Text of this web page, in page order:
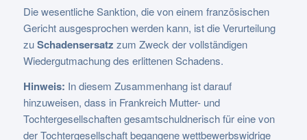
Die wesentliche Sanktion, die von einem französischen
Gericht ausgesprochen werden kann, ist die Verurteilung
zuSchadensersatz zum Zweck der vollständigen
Wiedergutmachung des erlittenen Schadens.
Hinweis: In diesem Zusammenhang ist darauf
hinzuweisen, dass in Frankreich Mutter- und
Tochtergesellschaften gesamtschuldnerisch für eine von
der Tochtergesellschaft begangene wettbewerbswidrige